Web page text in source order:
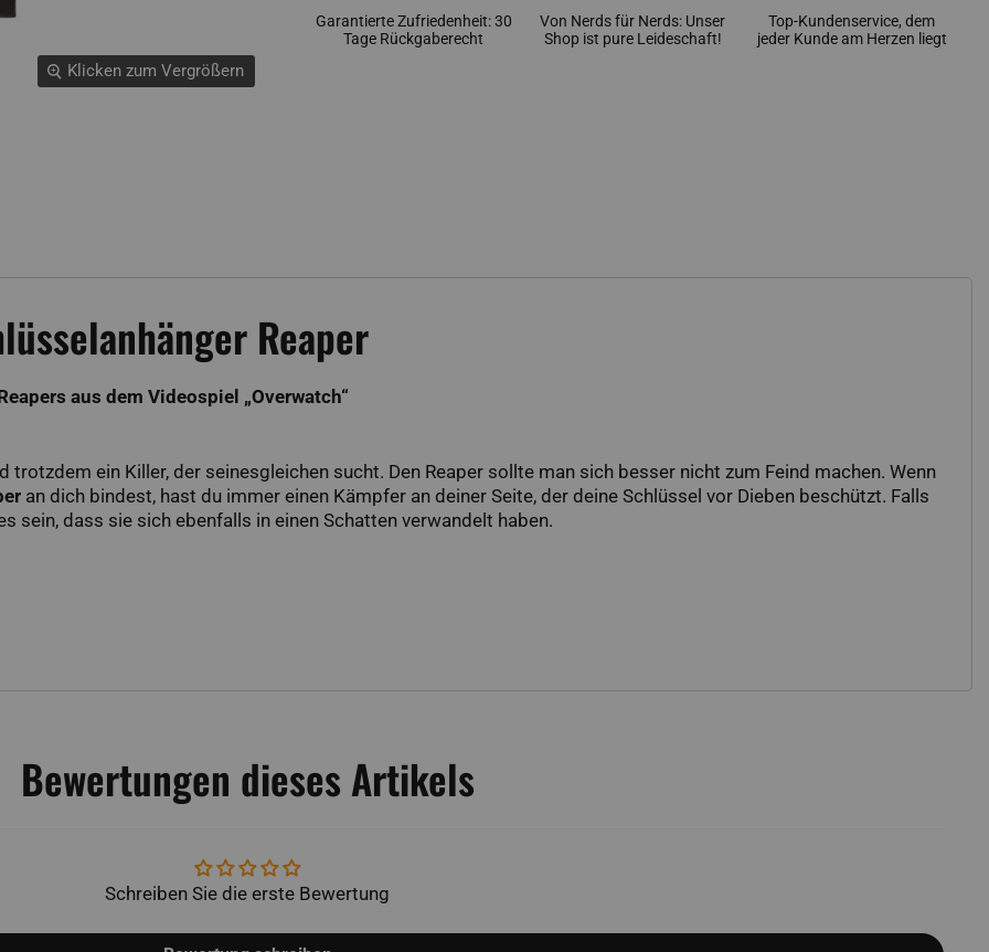
Klicken zum Vergrößern
Garantierte Zufriedenheit: 30
Tage Rückgaberecht
Von Nerds für Nerds: Unser
Shop ist pure Leideschaft!
Top-Kundenservice, dem
jeder Kunde am Herzen liegt
Reaper
aus dem Videospiel „Overwatch“
ein Killer, der seinesgleichen sucht. Den Reaper sollte man sich besser nicht zum Feind machen. Wenn
an dich bindest, hast du immer einen Kämpfer an deiner Seite, der deine Schlüssel vor Dieben beschützt. Falls
sein, dass sie sich ebenfalls in einen Schatten verwandelt haben.
Bewertungen dieses Artikels
Schreiben Sie die erste Bewertung